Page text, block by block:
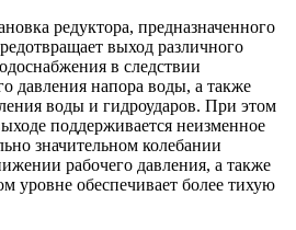
редуктора, предназначенного
выход различного
в следствии
давления напора воды, а также
воды и гидроударов. При этом
поддерживается неизменное
значительном колебании
рабочего давления, а также
уровне обеспечивает более тихую